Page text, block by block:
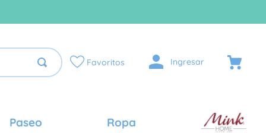
Favoritos Ingresar
Paseo Ropa